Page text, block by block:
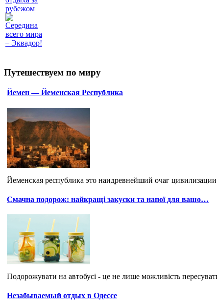
рубежом
Середина
всего мира
– Эквадор!
Путешествуем по миру
Йемен — Йеменская Республика
Йеменская республика это наидревнейший очаг
Смачна подорож: найкращі закуски та напої для вашо…
Подорожувати на автобусі - це не лише можливість
Незабываемый отдых в Одессе